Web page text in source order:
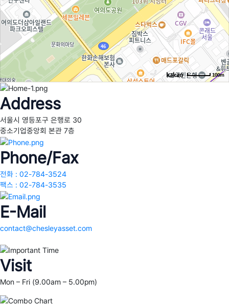
100m
Address
서울시 영등포구 은행로 30
중소기업중앙회 본관 7층
Phone/Fax
전화 : 02-784-3524
팩스 : 02-784-3535
E-Mail
contact@chesleyasset.com
Visit
Mon – Fri (9.00am – 5.00pm)